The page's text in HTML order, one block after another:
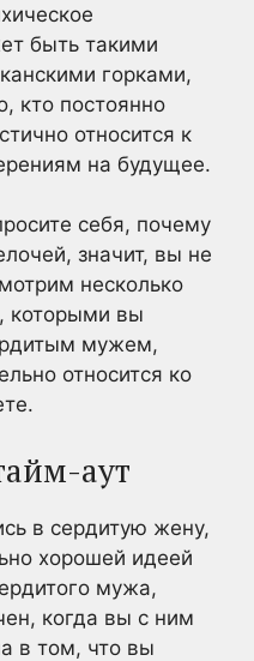
быть такими
горками,
кто постоянно
относится к
на будущее.
себя, почему
значит, вы не
несколько
которыми вы
мужем,
относится ко
аут
в сердитую жену,
хорошей идеей
мужа,
когда вы с ним
в том, что вы